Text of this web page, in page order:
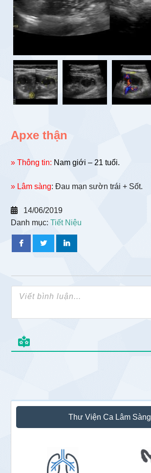
Apxe thận
» Thông tin: Nam giới – 21 tuổi.
» Lâm sàng: Đau mạn sườn trái + Sốt.
14/06/2019
Danh mục:Tiết Niệu
Sidebar
chính
Thư Viện Ca Lâm Sàng